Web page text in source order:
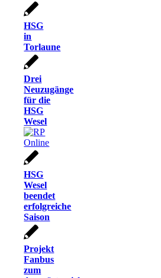
HSG
in
Torlaune
Drei
Neuzugänge
für die
HSG
Wesel
HSG
Wesel
beendet
erfolgreiche
Saison
Projekt
Fanbus
zum